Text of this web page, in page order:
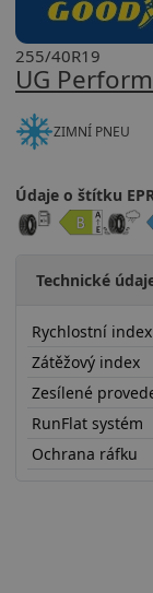
UG
255/40R19
ZIMNÍ PNEU
Údaje o štítku
Technické
Rychlostní index
Zátěžový index
Zesílené
RunFlat systém
Ochrana ráfku